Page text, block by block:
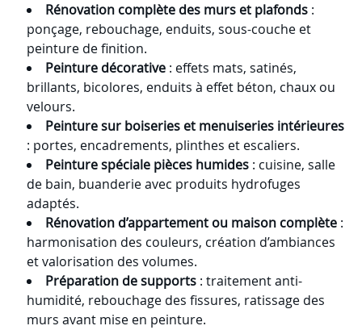
Rénovation complète des murs et plafonds :
ponçage, rebouchage, enduits, sous-couche et
peinture de finition.
Peinture décorative : effets mats, satinés,
brillants, bicolores, enduits à effet béton, chaux ou
velours.
Peinture sur boiseries et menuiseries intérieures
: portes, encadrements, plinthes et escaliers.
Peinture spéciale pièces humides : cuisine, salle
de bain, buanderie avec produits hydrofuges
adaptés.
Rénovation d’appartement ou maison complète :
harmonisation des couleurs, création d’ambiances
et valorisation des volumes.
Préparation de supports : traitement anti-
humidité, rebouchage des fissures, ratissage des
murs avant mise en peinture.